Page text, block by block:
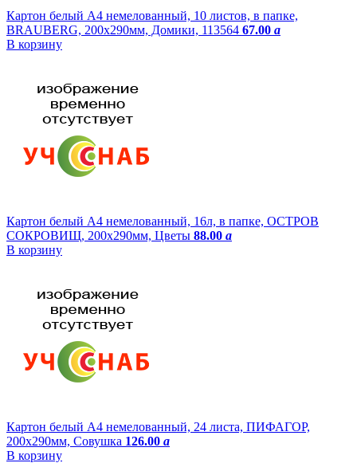
Картон белый А4 немелованный, 10 листов, в папке,
BRAUBERG, 200х290мм, Домики, 113564 67.00 a
В корзину
Картон белый А4 немелованный, 16л, в папке, ОСТРОВ
СОКРОВИЩ, 200х290мм, Цветы 88.00 a
В корзину
Картон белый А4 немелованный, 24 листа, ПИФАГОР,
200х290мм, Совушка 126.00 a
В корзину